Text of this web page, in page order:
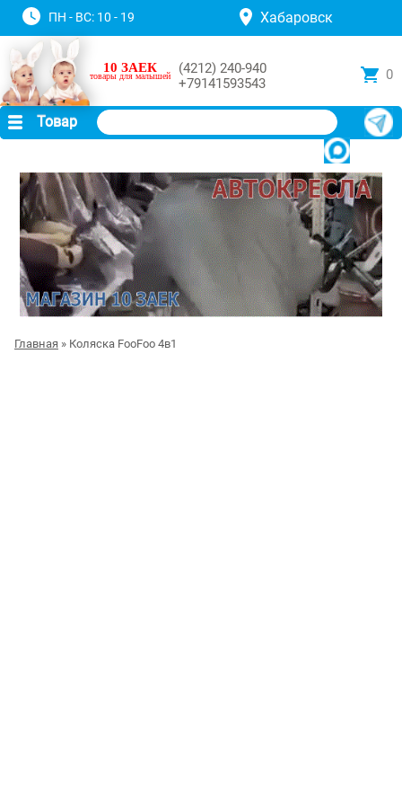
ПН - ВС: 10 - 19 Хабаровск
10 ЗАЕК
товары для малышей
(4212) 240-940
+79141593543
0
Товар
Главная » Коляска FooFoo 4в1